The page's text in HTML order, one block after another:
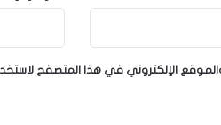
الإلكتروني في هذا المتصفح